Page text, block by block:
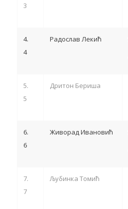
3
4.
4
Радослав Лекић
5.
5
Дритон Бериша
6.
6
Живорад Ивановић
7.
7
Љубинка Томић